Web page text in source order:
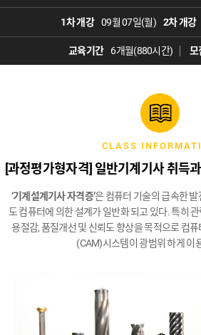
교육기간 6개월(880시간)
1차 개강 09월 07일(월) 2차 개강
모
CLASS
[과정평가형자격] 일반기계기사 취득
‘기계설계기사 자격증’은 컴퓨터 기술의 급속한
도 컴퓨터에 의한설계가 일반화 되고 있다. 특히
용절감, 품질개선 및 신뢰도 향상을목적으로 컴퓨
(CAM)시스템이 광범위 하게 이